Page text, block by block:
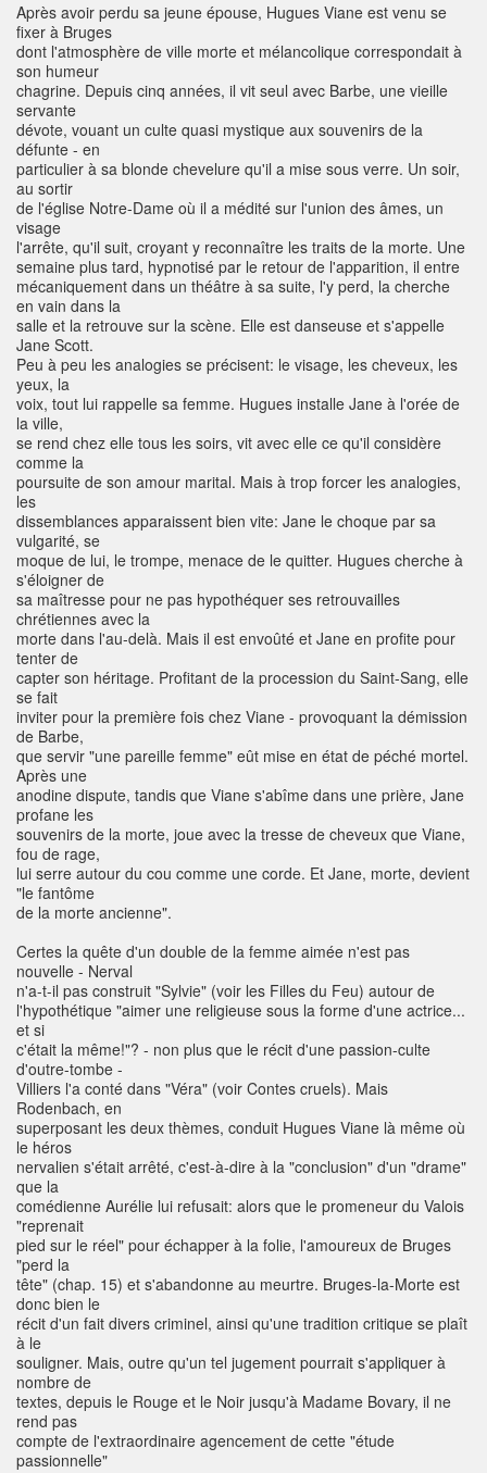
Après avoir perdu sa jeune épouse, Hugues Viane est venu se
fixer à Bruges
dont l'atmosphère de ville morte et mélancolique correspondait à
son humeur
chagrine. Depuis cinq années, il vit seul avec Barbe, une vieille
servante
dévote, vouant un culte quasi mystique aux souvenirs de la
défunte - en
particulier à sa blonde chevelure qu'il a mise sous verre. Un soir,
au sortir
de l'église Notre-Dame où il a médité sur l'union des âmes, un
visage
l'arrête, qu'il suit, croyant y reconnaître les traits de la morte. Une
semaine plus tard, hypnotisé par le retour de l'apparition, il entre
mécaniquement dans un théâtre à sa suite, l'y perd, la cherche
en vain dans la
salle et la retrouve sur la scène. Elle est danseuse et s'appelle
Jane Scott.
Peu à peu les analogies se précisent: le visage, les cheveux, les
yeux, la
voix, tout lui rappelle sa femme. Hugues installe Jane à l'orée de
la ville,
se rend chez elle tous les soirs, vit avec elle ce qu'il considère
comme la
poursuite de son amour marital. Mais à trop forcer les analogies,
les
dissemblances apparaissent bien vite: Jane le choque par sa
vulgarité, se
moque de lui, le trompe, menace de le quitter. Hugues cherche à
s'éloigner de
sa maîtresse pour ne pas hypothéquer ses retrouvailles
chrétiennes avec la
morte dans l'au-delà. Mais il est envoûté et Jane en profite pour
tenter de
capter son héritage. Profitant de la procession du Saint-Sang, elle
se fait
inviter pour la première fois chez Viane - provoquant la démission
de Barbe,
que servir "une pareille femme" eût mise en état de péché mortel.
Après une
anodine dispute, tandis que Viane s'abîme dans une prière, Jane
profane les
souvenirs de la morte, joue avec la tresse de cheveux que Viane,
fou de rage,
lui serre autour du cou comme une corde. Et Jane, morte, devient
"le fantôme
de la morte ancienne".
Certes la quête d'un double de la femme aimée n'est pas
nouvelle - Nerval
n'a-t-il pas construit "Sylvie" (voir les Filles du Feu) autour de
l'hypothétique "aimer une religieuse sous la forme d'une actrice...
et si
c'était la même!"? - non plus que le récit d'une passion-culte
d'outre-tombe -
Villiers l'a conté dans "Véra" (voir Contes cruels). Mais
Rodenbach, en
superposant les deux thèmes, conduit Hugues Viane là même où
le héros
nervalien s'était arrêté, c'est-à-dire à la "conclusion" d'un "drame"
que la
comédienne Aurélie lui refusait: alors que le promeneur du Valois
"reprenait
pied sur le réel" pour échapper à la folie, l'amoureux de Bruges
"perd la
tête" (chap. 15) et s'abandonne au meurtre. Bruges-la-Morte est
donc bien le
récit d'un fait divers criminel, ainsi qu'une tradition critique se plaît
à le
souligner. Mais, outre qu'un tel jugement pourrait s'appliquer à
nombre de
textes, depuis le Rouge et le Noir jusqu'à Madame Bovary, il ne
rend pas
compte de l'extraordinaire agencement de cette "étude
passionnelle"